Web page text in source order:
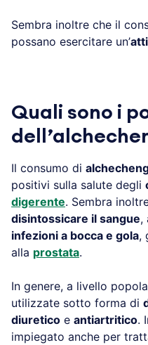
Sembra inoltre che il
possano esercitare un’
Quali sono i
Il consumo di
positivi sulla salute degli
digerente. Sembra
disintossicare il sangue,
infezioni a bocca e gola,
alla prostata.
In genere, a livello
utilizzate sotto forma di
diuretico e antiartritico.
impiegato anche per